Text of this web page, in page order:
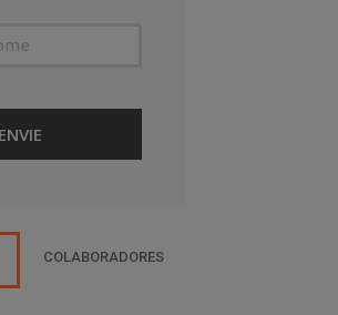
COLABORADORES